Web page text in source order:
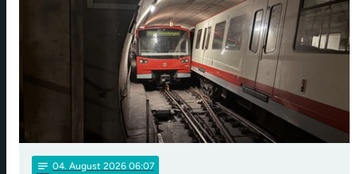
notes 04. August 2026 06:07